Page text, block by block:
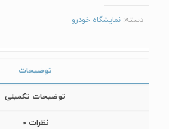
دسته: نمایشگاه خودرو
توضیحات
توضیحات تکمیلی
نظرات 0